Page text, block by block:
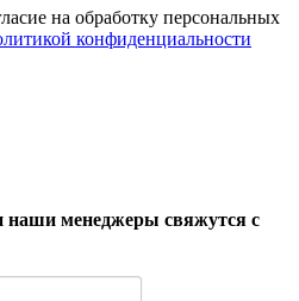
на обработку персональных
конфиденциальности
наши менеджеры свяжутся с